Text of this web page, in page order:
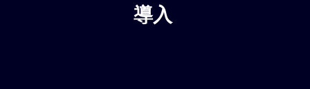
導入